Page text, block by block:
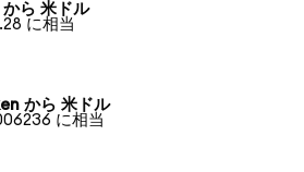
ら 米ドル
に相当
から 米ドル
に相当